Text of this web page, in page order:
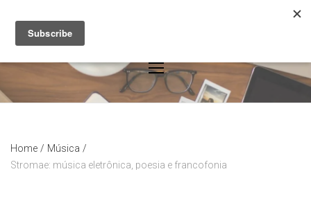
content
Home / Música /
Stromae: música eletrônica, poesia e francofonia